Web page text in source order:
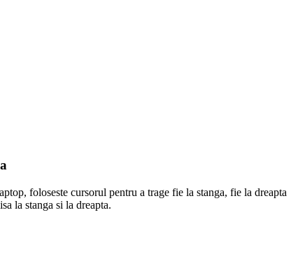
foloseste cursorul pentru a trage fie la stanga, fie la dreapta
la stanga si la dreapta.